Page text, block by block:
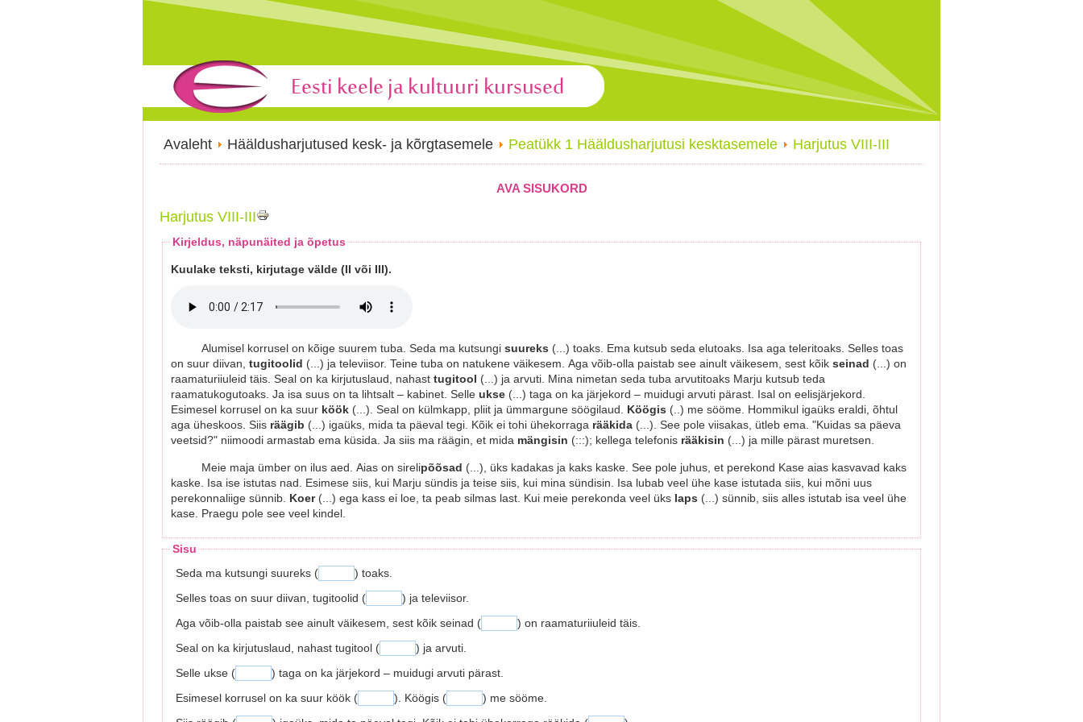
Avaleht Hääldusharjutused kesk- ja kõrgtasemele Peatükk 1 Hääldusharjutusi kesktasemele Harjutus VIII-III
AVA SISUKORD
Harjutus VIII-III
Kirjeldus, näpunäited ja õpetus
Kuulake teksti, kirjutage välde (II või III).
Alumisel korrusel on kõige suurem tuba. Seda ma kutsungi suureks (...) toaks. Ema kutsub seda elutoaks. Isa aga teleritoaks. Selles toas
on suur diivan, tugitoolid (...) ja televiisor. Teine tuba on natukene väikesem. Aga võib-olla paistab see ainult väikesem, sest kõik seinad (...) on
raamaturiiuleid täis. Seal on ka kirjutuslaud, nahast tugitool (...) ja arvuti. Mina nimetan seda tuba arvutitoaks Marju kutsub teda
raamatukogutoaks. Ja isa suus on ta lihtsalt – kabinet. Selle ukse (...) taga on ka järjekord – muidugi arvuti pärast. Isal on eelisjärjekord.
Esimesel korrusel on ka suur köök (...). Seal on külmkapp, pliit ja ümmargune söögilaud. Köögis (..) me sööme. Hommikul igaüks eraldi, õhtul
aga üheskoos. Siis räägib (...) igaüks, mida ta päeval tegi. Kõik ei tohi ühekorraga rääkida (...). See pole viisakas, ütleb ema. "Kuidas sa päeva
veetsid?" niimoodi armastab ema küsida. Ja siis ma räägin, et mida mängisin (:::); kellega telefonis rääkisin (...) ja mille pärast muretsen.
Meie maja ümber on ilus aed. Aias on sirelipõõsad (...), üks kadakas ja kaks kaske. See pole juhus, et perekond Kase aias kasvavad kaks
kaske. Isa ise istutas nad. Esimese siis, kui Marju sündis ja teise siis, kui mina sündisin. Isa lubab veel ühe kase istutada siis, kui mõni uus
perekonnaliige sünnib. Koer(...) ega kass ei loe, ta peab silmas last. Kui meie perekonda veel üks laps (...) sünnib, siis alles istutab isa veel ühe
kase. Praegu pole see veel kindel.
Sisu
Seda ma kutsungi suureks (
) toaks.
Selles toas on suur diivan, tugitoolid (
) ja televiisor.
Aga võib-olla paistab see ainult väikesem, sest kõik seinad (
) on raamaturiiuleid täis.
Seal on ka kirjutuslaud, nahast tugitool (
) ja arvuti.
Selle ukse (
) taga on ka järjekord – muidugi arvuti pärast.
Esimesel korrusel on ka suur köök (
). Köögis (
) me sööme.